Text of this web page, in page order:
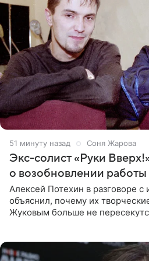
52 минуты назад Соня Жарова
Экс-солист «Руки
о возобновлении
Алексей Потехин в разговоре с
объяснил, почему их
Жуковым больше не